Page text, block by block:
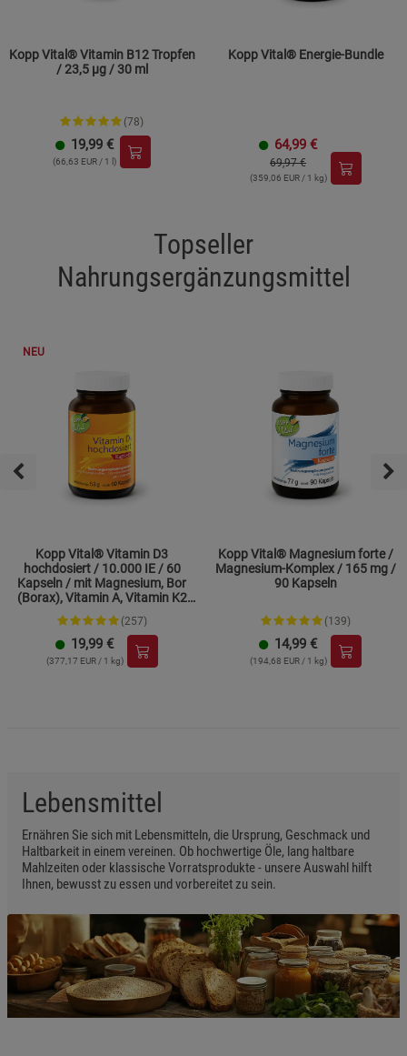
Kopp Vital® Vitamin B12 Tropfen
/ 23,5 µg / 30 ml
(78)
19,99 €
(66,63 EUR / 1 l)
Kopp Vital® Energie-Bundle
64,99 €
69,97 €
(359,06 EUR / 1 kg)
Topseller
Nahrungsergänzungsmittel
NEU
Kopp Vital® Vitamin D3
hochdosiert / 10.000 IE / 60
Kapseln / mit Magnesium, Bor
(Borax), Vitamin A, Vitamin K2
und Zink
(257)
19,99 €
(377,17 EUR / 1 kg)
Kopp Vital® Magnesium forte /
Magnesium-Komplex / 165 mg /
90 Kapseln
(139)
14,99 €
(194,68 EUR / 1 kg)
Lebensmittel
Ernähren Sie sich mit Lebensmitteln, die Ursprung, Geschmack und
Haltbarkeit in einem vereinen. Ob hochwertige Öle, lang haltbare
Mahlzeiten oder klassische Vorratsprodukte - unsere Auswahl hilft
Ihnen, bewusst zu essen und vorbereitet zu sein.